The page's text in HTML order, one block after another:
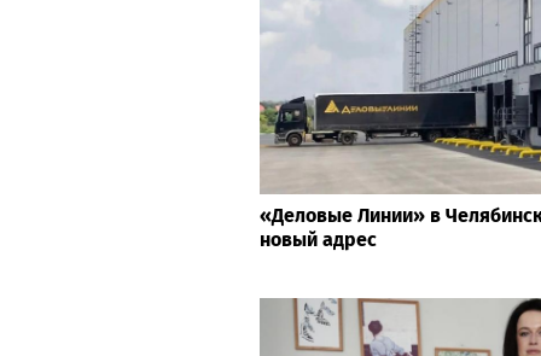
«Деловые Линии» в
новый адрес